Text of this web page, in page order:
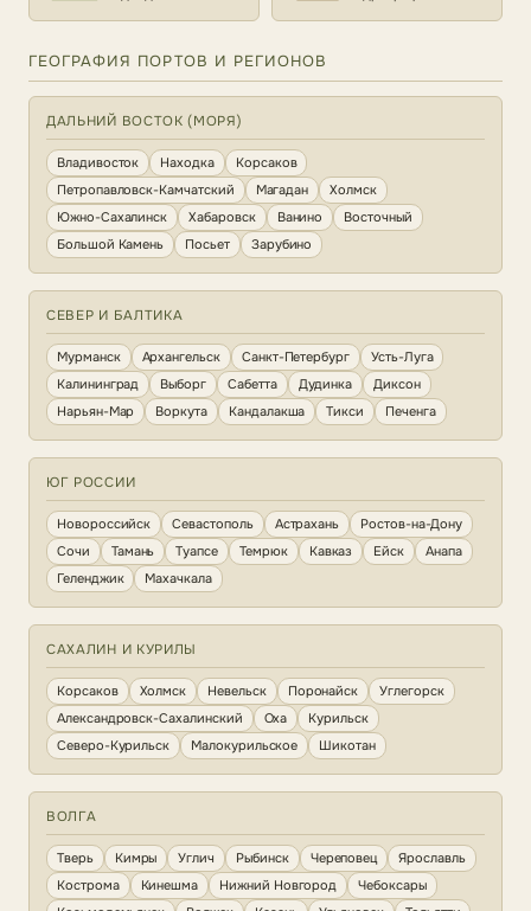
ГЕОГРАФИЯ ПОРТОВ И РЕГИОНОВ
ДАЛЬНИЙ ВОСТОК (МОРЯ)
Владивосток Находка
Корсаков
Петропавловск-Камчатский
Магадан
Холмск
Южно-Сахалинск
Хабаровск Ванино
Восточный
Большой Камень
Посьет Зарубино
СЕВЕР И БАЛТИКА
Мурманск Архангельск Санкт-Петербург
Усть-Луга
Калининград
Выборг Сабетта Дудинка
Диксон
Нарьян-Мар
Воркута Кандалакша Тикси Печенга
ЮГ РОССИИ
Новороссийск Севастополь Астрахань
Ростов-на-Дону
Сочи
Тамань Туапсе Темрюк Кавказ Ейск
Анапа
Геленджик
Махачкала
САХАЛИН И КУРИЛЫ
Корсаков Холмск Невельск Поронайск
Углегорск
Александровск-Сахалинский
Оха
Курильск
Северо-Курильск
Малокурильское Шикотан
ВОЛГА
Тверь Кимры Углич Рыбинск Череповец
Ярославль
Кострома
Кинешма Нижний Новгород
Чебоксары